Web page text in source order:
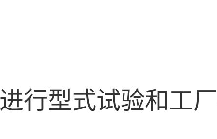
行型式试验和工厂